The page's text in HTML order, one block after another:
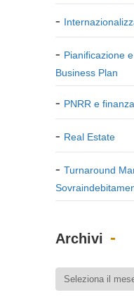
Pianificazione
Business Plan
PNRR e
Real Estate
Turnaround
Archivi